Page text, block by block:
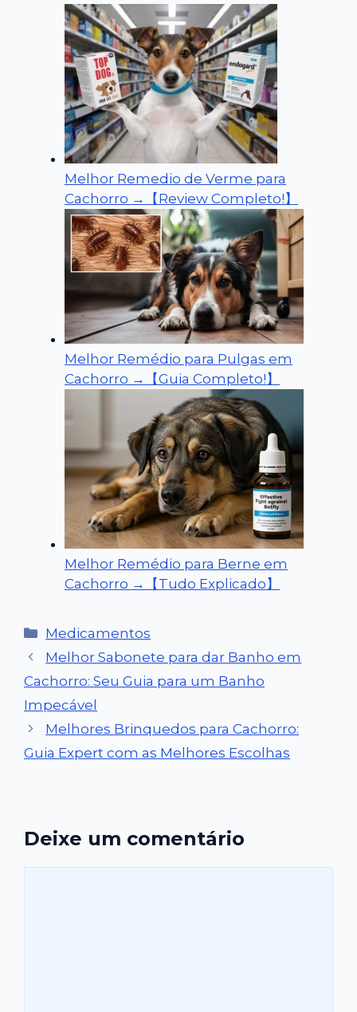
Melhor Remedio de Verme para
Cachorro →【Review Completo!】
Melhor Remédio para Pulgas em
Cachorro →【Guia Completo!】
Melhor Remédio para Berne em
Cachorro →【Tudo Explicado】
Categorias
Medicamentos
Melhor Sabonete para dar Banho em
Cachorro: Seu Guia para um Banho
Impecável
Melhores Brinquedos para Cachorro:
Guia Expert com as Melhores Escolhas
Deixe um comentário